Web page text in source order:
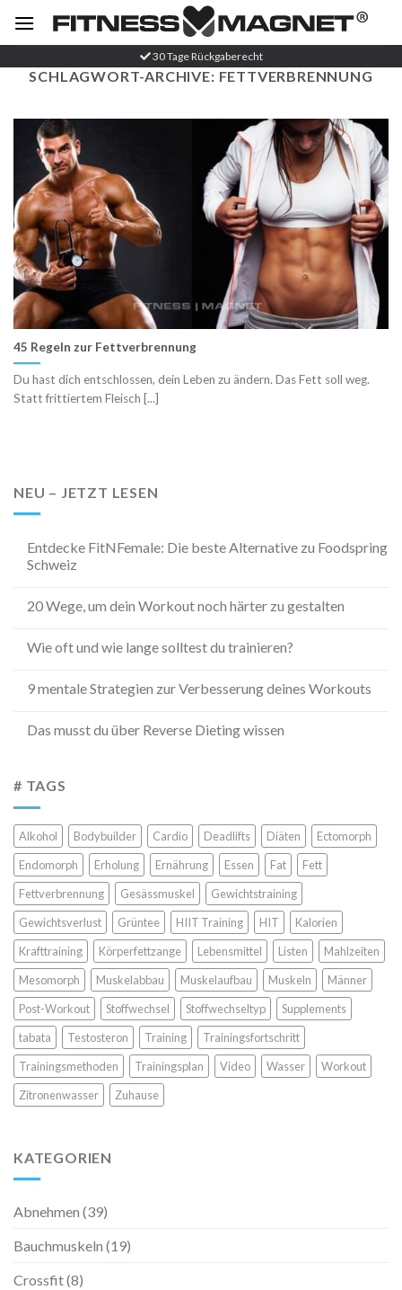
Inhalt
30 Tage Rückgaberecht
SCHLAGWORT-ARCHIVE: FETTVERBRENNUNG
45 Regeln zur Fettverbrennung
Du hast dich entschlossen, dein Leben zu ändern. Das Fett soll weg.
Statt frittiertem Fleisch [...]
NEU – JETZT LESEN
Entdecke FitNFemale: Die beste Alternative zu Foodspring
Schweiz
20 Wege, um dein Workout noch härter zu gestalten
Wie oft und wie lange solltest du trainieren?
9 mentale Strategien zur Verbesserung deines Workouts
Das musst du über Reverse Dieting wissen
# TAGS
Alkohol Bodybuilder Cardio Deadlifts Diäten
Ectomorph
Endomorph
Erholung Ernährung Essen Fat
Fett
Fettverbrennung
Gesässmuskel
Gewichtstraining
Gewichtsverlust
Grüntee HIIT Training HIT
Kalorien
Krafttraining
Körperfettzange Lebensmittel Listen
Mahlzeiten
Mesomorph
Muskelabbau Muskelaufbau Muskeln
Männer
Post-Workout
Stoffwechsel Stoffwechseltyp
Supplements
tabata
Testosteron Training
Trainingsfortschritt
Trainingsmethoden
Trainingsplan Video Wasser
Workout
Zitronenwasser
Zuhause
KATEGORIEN
Abnehmen (39)
Bauchmuskeln (19)
Crossfit(8)